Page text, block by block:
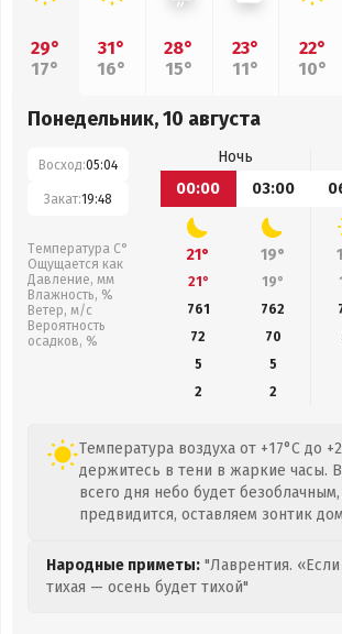
29°
17°
31°
16°
28°
15°
23°
11°
22°
10°
Понедельник, 10 августа
Восход:05:04
Закат:19:48
Температура С°
Ощущается как
Давление, мм
Влажность, %
Ветер, м/с
Вероятность
осадков, %
Ночь
00:00
03:00
21° 19°
21° 19°
761
762
72
70
5
5
2
2
Температура воздуха от +17°C до
держитесь в тени в жаркие часы.
всего дня небо будет
предвидится, оставляем зонтик
Народные приметы: "Лаврентия.
тихая — осень будет тихой"